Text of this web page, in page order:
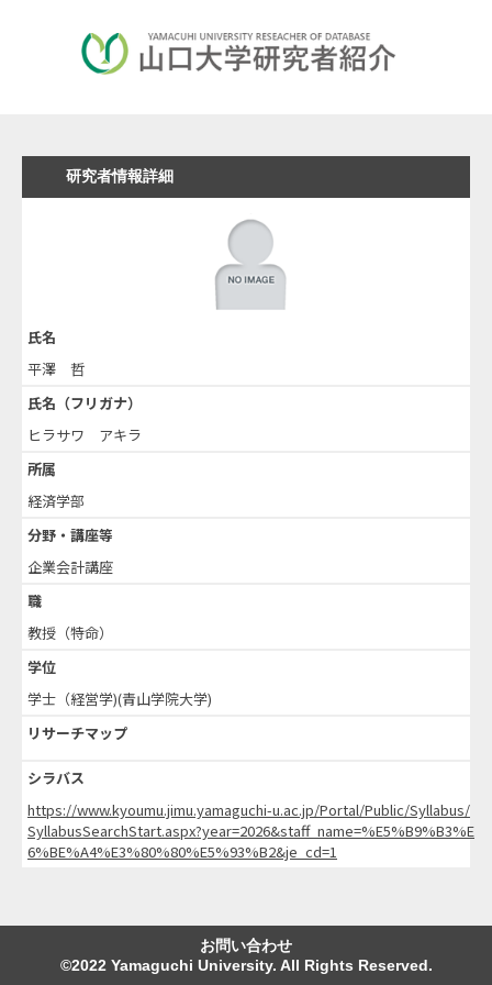
研究者情報詳細
氏名
平澤 哲
氏名（フリガナ）
ヒラサワ アキラ
所属
経済学部
分野・講座等
企業会計講座
職
教授（特命）
学位
学士（経営学)(青山学院大学)
リサーチマップ
シラバス
https://www.kyoumu.jimu.yamaguchi-u.ac.jp/Portal/Public/Syllabus/
SyllabusSearchStart.aspx?year=2026&staff_name=%E5%B9%B3%E
6%BE%A4%E3%80%80%E5%93%B2&je_cd=1
お問い合わせ
©2022 Yamaguchi University. All Rights Reserved.